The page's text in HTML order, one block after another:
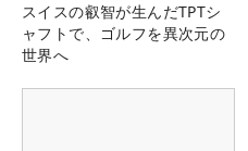
スイスの叡智が生んだTPTシ
ャフトで、ゴルフを異次元の
世界へ